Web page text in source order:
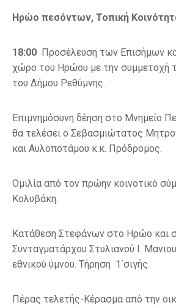
Ηρώο πεσόντων, Τοπική
18:00 Προσέλευση των Επισήμων
χώρο του Ηρώου με την συμμετοχή
του Δήμου Ρεθύμνης.
Επιμνημόσυνη δέηση στο Μνημείο
θα τελέσει ο Σεβασμιώτατος
και Αυλοποτάμου κ.κ. Πρόδρομος.
Ομιλία από τον πρώην κοινοτικό
Κολυβάκη.
Κατάθεση Στεφάνων στο Ηρώο και
Συνταγματάρχου Στυλιανού Ι.
εθνικού ύμνου. Τήρηση 1΄σιγής.
Πέρας τελετής-Κέρασμα από την